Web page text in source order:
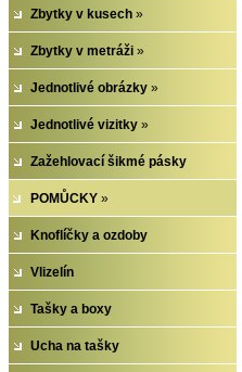
Zbytky v kusech »
Zbytky v metráži »
Jednotlivé obrázky »
Jednotlivé vizitky »
Zažehlovací šikmé pásky
POMŮCKY »
Knoflíčky a ozdoby
Vlizelín
Tašky a boxy
Ucha na tašky